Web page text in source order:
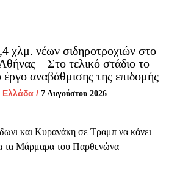
χλμ. νέων σιδηροτροχιών στο
– Στο τελικό στάδιο το
έργο αναβάθμισης της επιδομής
Ελλάδα/ 7 Αυγούστου 2026